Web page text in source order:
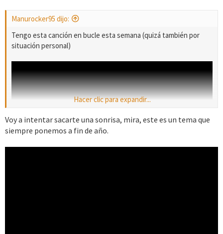
Manurocker95 dijo:
Tengo esta canción en bucle esta semana (quizá también por
situación personal)
Hacer clic para expandir...
Voy a intentar sacarte una sonrisa, mira, este es un tema que
siempre ponemos a fin de año.